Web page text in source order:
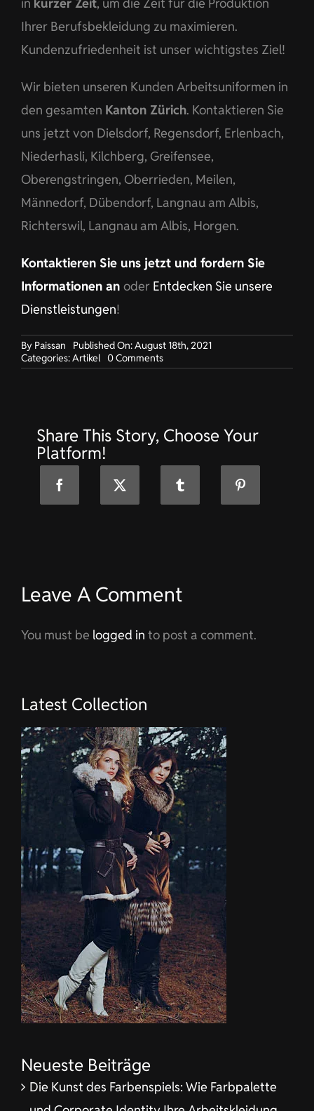
in kurzer Zeit, um die Zeit für die Produktion
Ihrer Berufsbekleidung zu maximieren.
Kundenzufriedenheit ist unser wichtigstes Ziel!
Wir bieten unseren Kunden Arbeitsuniformen in
den gesamten Kanton Zürich. Kontaktieren Sie
uns jetzt von Dielsdorf, Regensdorf, Erlenbach,
Niederhasli, Kilchberg, Greifensee,
Oberengstringen, Oberrieden, Meilen,
Männedorf, Dübendorf, Langnau am Albis,
Richterswil, Langnau am Albis, Horgen.
Kontaktieren Sie uns jetzt und fordern Sie
Informationen an oder Entdecken Sie unsere
Dienstleistungen!
By Paissan
Published On: August 18th, 2021
Categories:Artikel 0 Commentson
Berufskleidung
Dielsdorf
Share This Story, Choose Your
Platform!
Leave A Comment
You must be logged in to post a comment.
Latest Collection
Neueste Beiträge
Die Kunst des Farbenspiels: Wie Farbpalette